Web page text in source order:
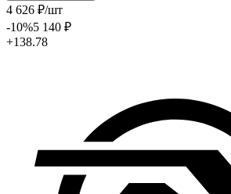
4 626 ₽/шт
-10%5 140 ₽
+138.78